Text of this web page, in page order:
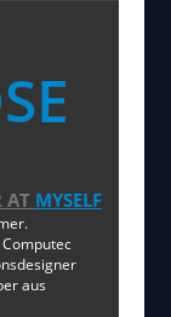
AT MYSELF
aus